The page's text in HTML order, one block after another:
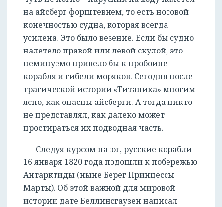
на айсберг форштевнем, то есть носовой
конечностью судна, которая всегда
усилена. Это было везение. Если бы судно
налетело правой или левой скулой, это
неминуемо привело бы к пробоине
корабля и гибели моряков. Сегодня после
трагической истории «Титаника» многим
ясно, как опасны айсберги. А тогда никто
не представлял, как далеко может
простираться их подводная часть.
Следуя курсом на юг, русские корабли
16 января 1820 года подошли к побережью
Антарктиды (ныне Берег Принцессы
Марты). Об этой важной для мировой
истории дате Беллинсгаузен написал